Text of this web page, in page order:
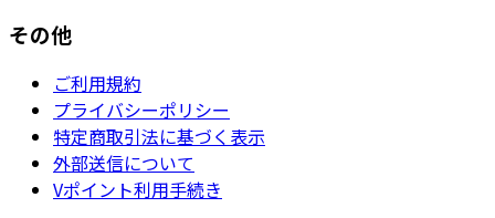
その他
ご利用規約
プライバシーポリシー
特定商取引法に基づく表示
外部送信について
Vポイント利用手続き